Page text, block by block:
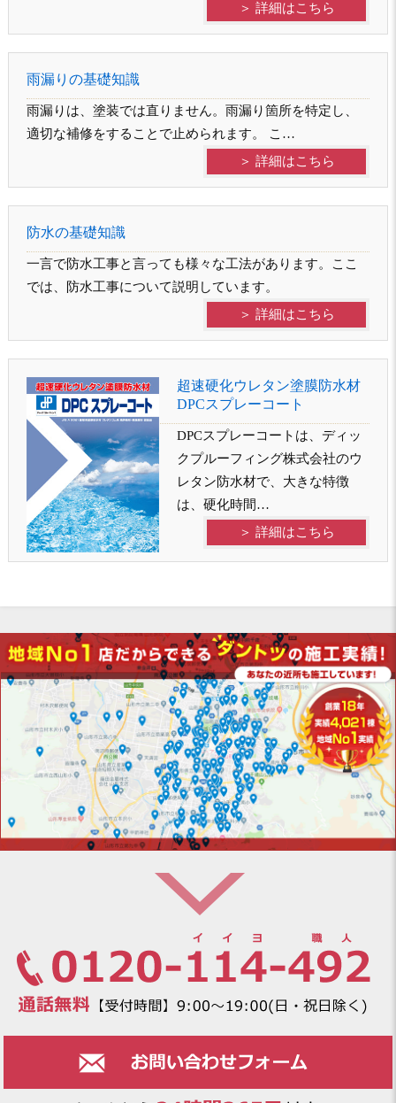
＞ 詳細はこちら
雨漏りの基礎知識
雨漏りは、塗装では直りません。雨漏り箇所を特定し、
適切な補修をすることで止められます。 こ…
＞ 詳細はこちら
防水の基礎知識
一言で防水工事と言っても様々な工法があります。ここ
では、防水工事について説明しています。
＞ 詳細はこちら
超速硬化ウレタン塗膜防水材
DPCスプレーコート
DPCスプレーコートは、ディッ
クプルーフィング株式会社のウ
レタン防水材で、大きな特徴
は、硬化時間…
＞ 詳細はこちら